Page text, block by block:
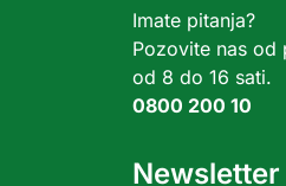
Imate pitanja?
Pozovite nas od
od 8 do 16 sati.
0800 200 10
Newsletter